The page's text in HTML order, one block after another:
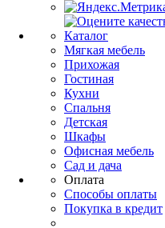
Каталог
Мягкая мебель
Прихожая
Гостиная
Кухни
Спальня
Детская
Шкафы
Офисная мебель
Сад и дача
Оплата
Способы оплаты
Покупка в кредит